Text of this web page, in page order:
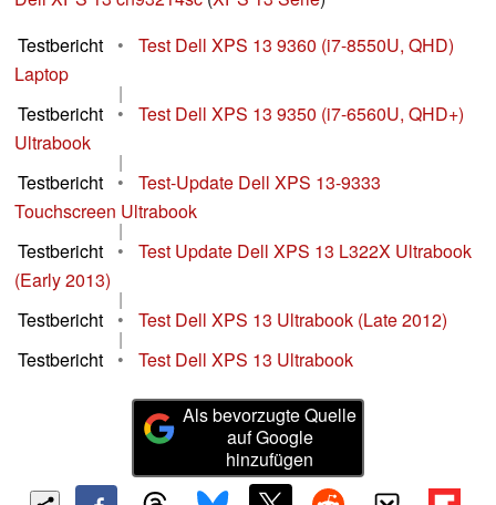
Testbericht
•
Test Dell XPS 13 9360 (i7-8550U, QHD)
Laptop
|
Testbericht
•
Test Dell XPS 13 9350 (i7-6560U, QHD+)
Ultrabook
|
Testbericht
•
Test-Update Dell XPS 13-9333
Touchscreen Ultrabook
|
Testbericht
•
Test Update Dell XPS 13 L322X Ultrabook
(Early 2013)
|
Testbericht
• Test Dell XPS 13 Ultrabook (Late 2012)
|
Testbericht
• Test Dell XPS 13 Ultrabook
Als bevorzugte Quelle
auf Google
hinzufügen